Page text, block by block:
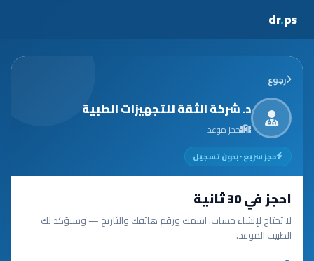
dr.ps
رجوع
د. شركة الثقة للتجهيزات الطبية
حجز موعد
حجز سريع · بدون تسجيل
احجز في 30 ثانية
لا تحتاج لإنشاء حساب. اسمك ورقم هاتفك والتاريخ — وسيؤكد لك
الطبيب الموعد.